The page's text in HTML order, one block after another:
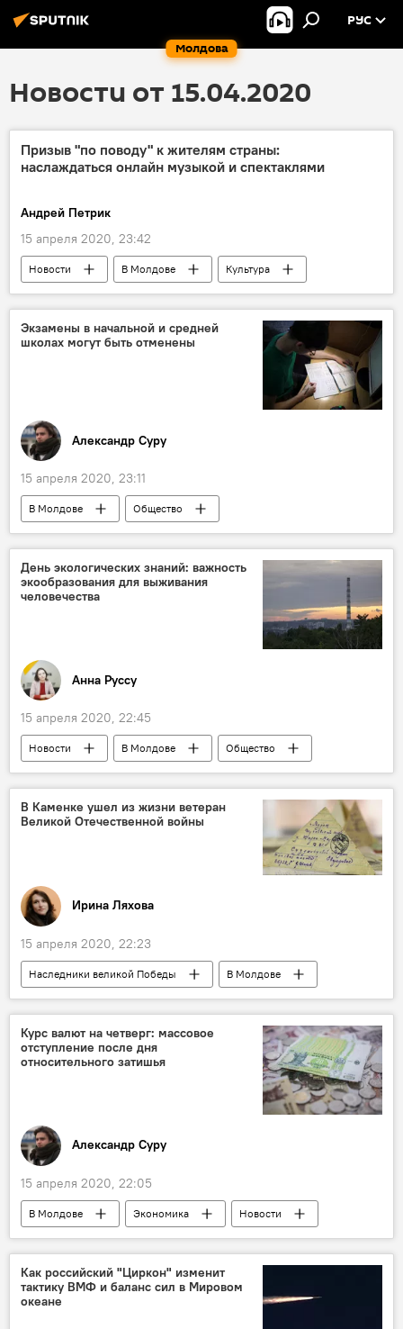
Молдова
РУС
Новости от 15.04.2020
Призыв "по поводу" к жителям страны:
наслаждаться онлайн музыкой и спектаклями
Андрей Петрик
15 апреля 2020, 23:42
Новости В Молдове
Культура
спектакли
музыка
кино
министерство
Молдова
призыв
Коронавирус
Экзамены в начальной и средней
школах могут быть отменены
Александр Суру
15 апреля 2020, 23:11
В Молдове
Общество
Коронавирус
Новости
День экологических знаний: важность
экообразования для выживания
человечества
Анна Руссу
15 апреля 2020, 22:45
Новости В Молдове Общество
В Каменке ушел из жизни ветеран
Великой Отечественной войны
Ирина Ляхова
15 апреля 2020, 22:23
Наследники великой Победы
В Молдове
Общество
Новости
Наследники Победы
Курс валют на четверг: массовое
отступление после дня
относительного затишья
Александр Суру
15 апреля 2020, 22:05
В Молдове Экономика Новости
Как российский "Циркон" изменит
тактику ВМФ и баланс сил в Мировом
океане